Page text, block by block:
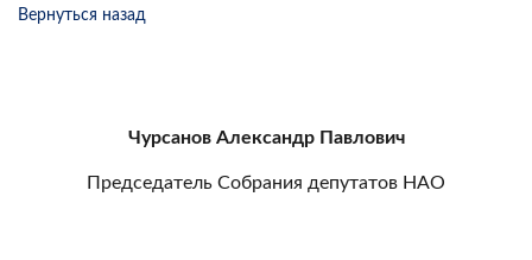
Вернуться назад
Чурсанов Александр Павлович
Председатель Собрания депутатов НАО